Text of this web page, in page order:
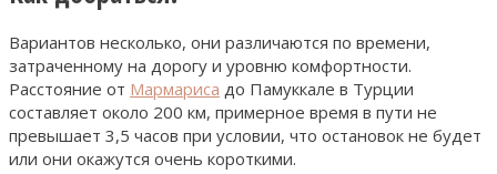
Вариантов несколько, они различаются по времени,
затраченному на дорогу и уровню комфортности.
Расстояние от Мармариса до Памуккале в Турции
составляет около 200 км, примерное время в пути не
превышает 3,5 часов при условии, что остановок не будет
или они окажутся очень короткими.